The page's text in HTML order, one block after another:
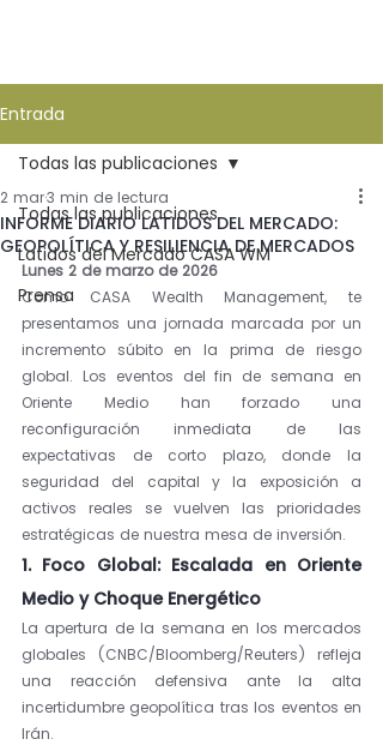
Entrada
Todas las publicaciones
Latidos del Mercado CASA WM
Prensa
Todas las publicaciones
INFORME DIARIO LATIDOS DEL MERCADO:
GEOPOLÍTICA Y RESILIENCIA DE MERCADOS
2 mar3 min de lectura
Lunes 2 de marzo de 2026
Como CASA Wealth Management, te
presentamos una jornada marcada por un
incremento súbito en la prima de riesgo
global. Los eventos del fin de semana en
Oriente Medio han forzado una
reconfiguración inmediata de las
expectativas de corto plazo, donde la
seguridad del capital y la exposición a
activos reales se vuelven las prioridades
estratégicas de nuestra mesa de inversión.
1. Foco Global: Escalada en Oriente
Medio y Choque Energético
La apertura de la semana en los mercados
globales (CNBC/Bloomberg/Reuters) refleja
una reacción defensiva ante la alta
incertidumbre geopolítica tras los eventos en
Irán.